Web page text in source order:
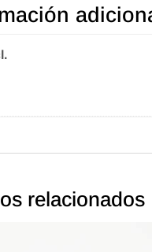
relacionados